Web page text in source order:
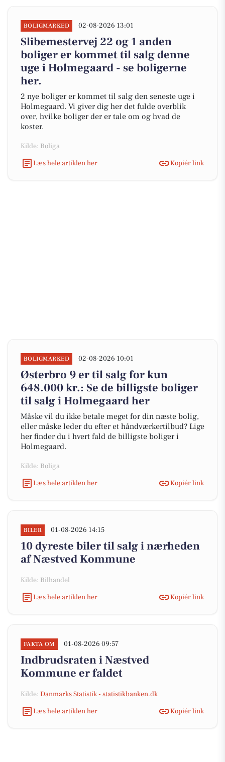
BOLIGMARKED 02-08-2026 13:01
Slibemestervej 22 og 1 anden
boliger er kommet til salg denne
uge i Holmegaard - se boligerne
her.
2 nye boliger er kommet til salg den seneste uge i
Holmegaard. Vi giver dig her det fulde overblik
over, hvilke boliger der er tale om og hvad de
koster.
Kilde: Boliga
Læs hele artiklen her
Kopiér link
BOLIGMARKED 02-08-2026 10:01
Østerbro 9 er til salg for kun
648.000 kr.: Se de billigste boliger
til salg i Holmegaard her
Måske vil du ikke betale meget for din næste bolig,
eller måske leder du efter et håndværkertilbud? Lige
her finder du i hvert fald de billigste boliger i
Holmegaard.
Kilde: Boliga
Læs hele artiklen her
Kopiér link
BILER 01-08-2026 14:15
10 dyreste biler til salg i nærheden
af Næstved Kommune
Kilde: Bilhandel
Læs hele artiklen her
Kopiér link
FAKTA OM 01-08-2026 09:57
Indbrudsraten i Næstved
Kommune er faldet
Kilde: Danmarks Statistik - statistikbanken.dk
Læs hele artiklen her
Kopiér link